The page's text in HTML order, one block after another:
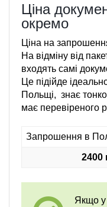
Ціна
окремо
Ціна на
На відміну від
входять самі
Це підійде
Польщі, знає
має перевіреного
Запрошення в
2400
Якщо у